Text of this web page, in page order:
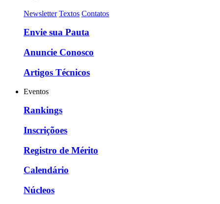
Newsletter Textos Contatos
Envie sua Pauta
Anuncie Conosco
Artigos Técnicos
Eventos
Rankings
Inscriçõoes
Registro de Mérito
Calendário
Núcleos